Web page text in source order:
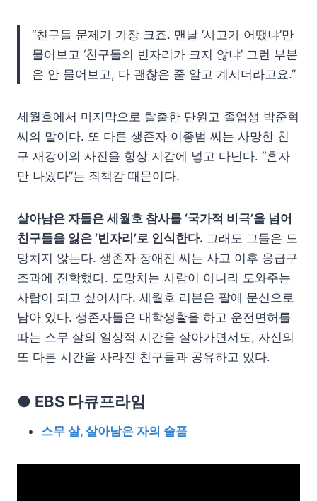
“친구들 문제가 가장 크죠. 맨날 ‘사고가 어땠냐’만
물어보고 ‘친구들의 빈자리가 크지 않냐’ 그런 부분
은 안 물어보고, 다 괜찮은 줄 알고 계시더라고요.”
세월호에서 마지막으로 탈출한 단원고 졸업생 박준혁
씨의 말이다. 또 다른 생존자 이종범 씨는 사망한 친
구 재강이의 사진을 항상 지갑에 넣고 다닌다. “혼자
만 나왔다”는 죄책감 때문이다.
살아남은 자들은 세월호 참사를 ‘국가적 비극’을 넘어
친구들을 잃은 ‘빈자리’로 인식한다. 그래도 그들은 도
망치지 않는다. 생존자 장애진 씨는 사고 이후 응급구
조과에 진학했다. 도망치는 사람이 아니라 도와주는
사람이 되고 싶어서다. 세월호 리본은 팔에 문신으로
남아 있다. 생존자들은 대학생활을 하고 운전면허를
따는 스무 살의 일상적 시간을 살아가면서도, 자신의
또 다른 시간을 사라진 친구들과 공유하고 있다.
● EBS 다큐프라임
스무 살, 살아남은 자의 슬픔